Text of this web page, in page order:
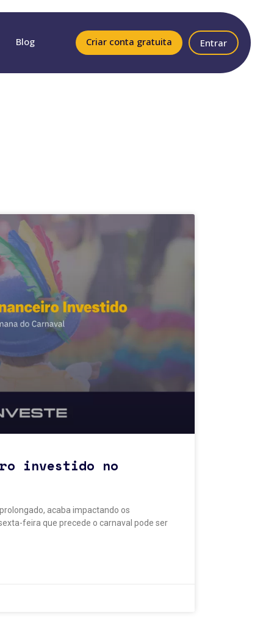
Blog Criar conta gratuita Entrar
investido no
acaba impactando os
feira que precede o carnaval pode ser